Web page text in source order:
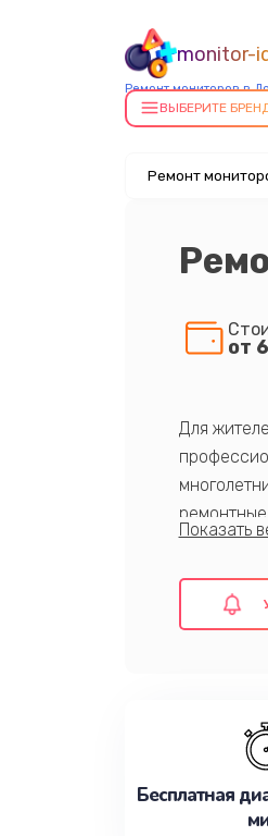
monitor-
Ремонт мониторов в
ВЫБЕРИТЕ
Ремонт
от
Для
Бесплатная